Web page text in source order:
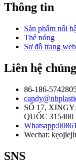
Thông tin
Sản phẩm nổi
Thẻ nóng
Sơ đồ trang
Liên hệ
86-186-
SỐ 17,
QUỐC 315400
Wechat:
SNS